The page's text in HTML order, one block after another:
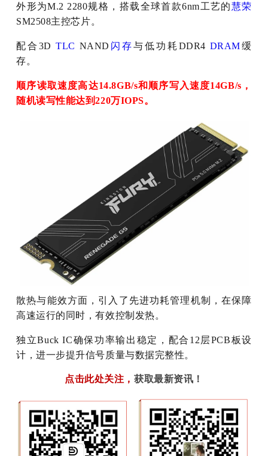
外形为M.2 2280规格，搭载全球首款6nm工艺的慧荣
SM2508主控芯片。
配合3D TLC NAND 闪存与低功耗DDR4 DRAM缓
存。
顺序读取速度高达14.8GB/s和顺序写入速度14GB/s，
随机读写性能达到220万IOPS。
散热与能效方面，引入了先进功耗管理机制，在保障
高速运行的同时，有效控制发热。
独立Buck IC确保功率输出稳定，配合12层PCB板设
计，进一步提升信号质量与数据完整性。
点击此处关注 ， 获取最新资讯！